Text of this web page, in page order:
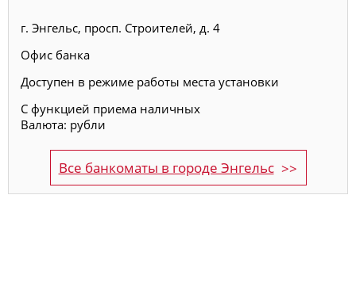
г. Энгельс, просп. Строителей, д. 4
Офис банка
Доступен в режиме работы места установки
С функцией приема наличных
Валюта: рубли
Все банкоматы в городе Энгельс